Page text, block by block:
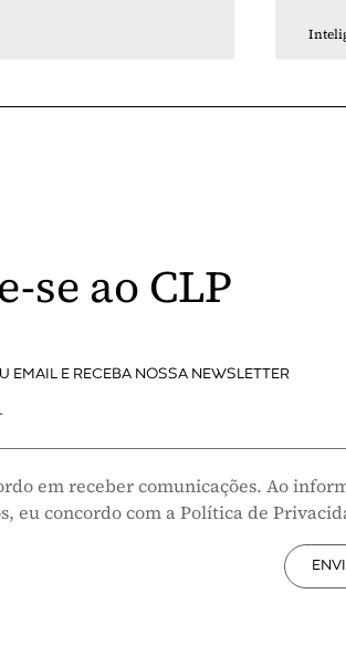
se ao CLP
EMAIL E RECEBA NOSSA NEWSLETTER
em receber comunicações. Ao
eu concordo com a Política de